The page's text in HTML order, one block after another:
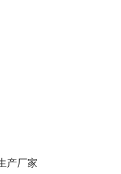
产厂家